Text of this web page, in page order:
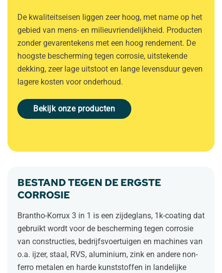
De kwaliteitseisen liggen zeer hoog, met name op het
gebied van mens- en milieuvriendelijkheid. Producten
zonder gevarentekens met een hoog rendement. De
hoogste bescherming tegen corrosie, uitstekende
dekking, zeer lage uitstoot en lange levensduur geven
lagere kosten voor onderhoud.
Bekijk onze producten
BESTAND TEGEN DE ERGSTE
CORROSIE
Brantho-Korrux 3 in 1 is een zijdeglans, 1k-coating dat
gebruikt wordt voor de bescherming tegen corrosie
van constructies, bedrijfsvoertuigen en machines van
o.a. ijzer, staal, RVS, aluminium, zink en andere non-
ferro metalen en harde kunststoffen in landelijke